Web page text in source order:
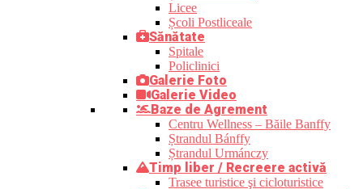
Licee
Școli Postliceale
Sănătate
Spitale
Policlinici
Galerie Foto
Galerie Video
Baze de Agrement
Centru Wellness – Băile Banffy
Ștrandul Bánffy
Ștrandul Urmánczy
Timp liber / Recreere activă
Trasee turistice şi cicloturistice